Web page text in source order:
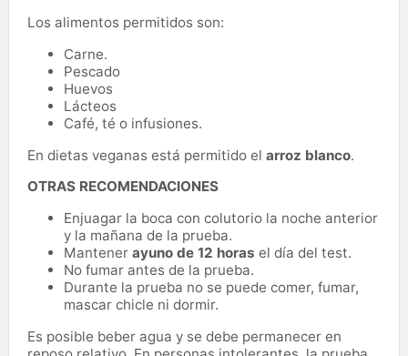
Los alimentos permitidos son:
Carne.
Pescado
Huevos
Lácteos
Café, té o infusiones.
En dietas veganas está permitido el arroz blanco.
OTRAS RECOMENDACIONES
Enjuagar la boca con colutorio la noche anterior
y la mañana de la prueba.
Mantener ayuno de 12 horas el día del test.
No fumar antes de la prueba.
Durante la prueba no se puede comer, fumar,
mascar chicle ni dormir.
Es posible beber agua y se debe permanecer en